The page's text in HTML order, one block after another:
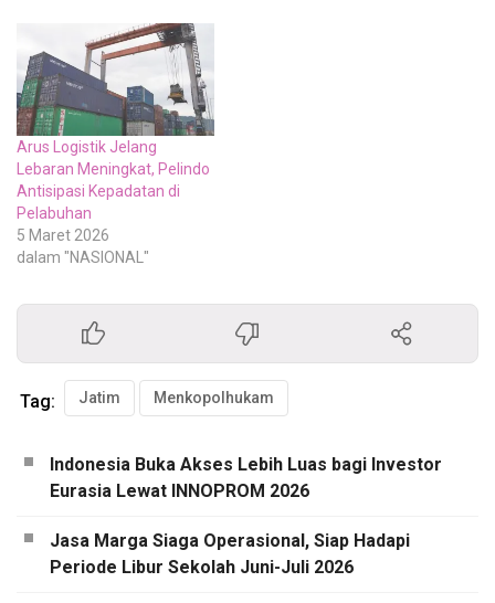
Arus Logistik Jelang
Lebaran Meningkat, Pelindo
Antisipasi Kepadatan di
Pelabuhan
5 Maret 2026
dalam "NASIONAL"
Tag: Jatim Menkopolhukam
Indonesia Buka Akses Lebih Luas bagi Investor
Eurasia Lewat INNOPROM 2026
Jasa Marga Siaga Operasional, Siap Hadapi
Periode Libur Sekolah Juni-Juli 2026